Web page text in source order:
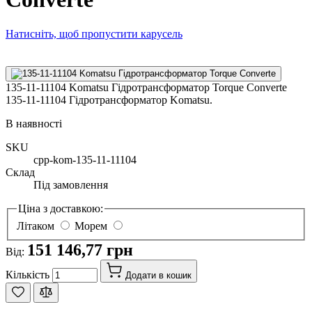
Натисніть, щоб пропустити карусель
135-11-11104 Komatsu Гідротрансформатор Torque Converte
135-11-11104 Гідротрансформатор Komatsu.
В наявності
SKU
cpp-kom-135-11-11104
Склад
Під замовлення
Ціна з доставкою:
Літаком
Морем
Від: 151 146,77 грн
Кількість Додати в кошик